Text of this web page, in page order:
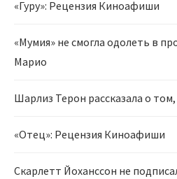
«Гуру»: Рецензия Киноафиши
«Мумия» не смогла одолеть в
Марио
Шарлиз Терон рассказала о
«Отец»: Рецензия Киноафиши
Скарлетт Йоханссон не